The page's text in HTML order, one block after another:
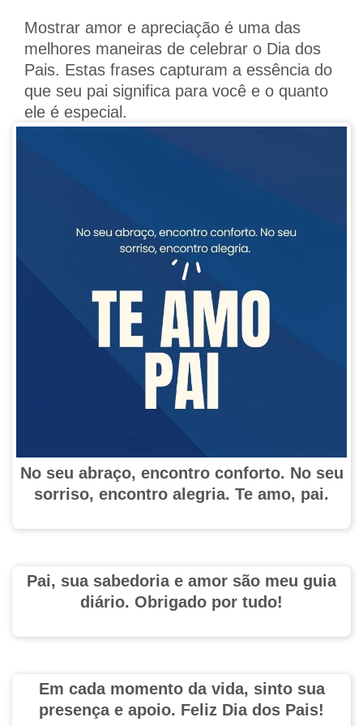
Mostrar amor e apreciação é uma das
melhores maneiras de celebrar o Dia dos
Pais. Estas frases capturam a essência do
que seu pai significa para você e o quanto
ele é especial.
No seu abraço, encontro conforto. No seu
sorriso, encontro alegria. Te amo, pai.
Pai, sua sabedoria e amor são meu guia
diário. Obrigado por tudo!
Em cada momento da vida, sinto sua
presença e apoio. Feliz Dia dos Pais!